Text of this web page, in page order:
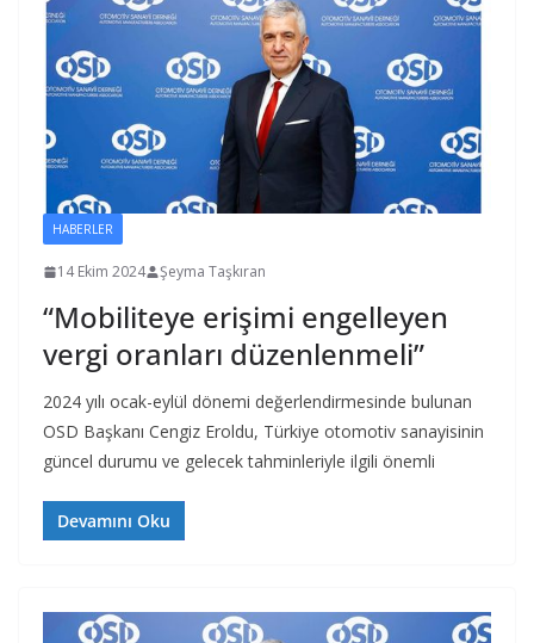
HABERLER
14 Ekim 2024 Şeyma Taşkıran
“Mobiliteye erişimi engelleyen
vergi oranları düzenlenmeli”
2024 yılı ocak-eylül dönemi değerlendirmesinde bulunan
OSD Başkanı Cengiz Eroldu, Türkiye otomotiv sanayisinin
güncel durumu ve gelecek tahminleriyle ilgili önemli
Devamını Oku